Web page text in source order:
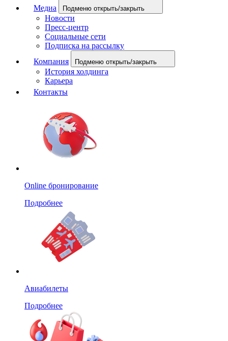
Медиа
Подменю открыть/закрыть
Новости
Пресс-центр
Социальные сети
Подписка на рассылку
Компания
Подменю открыть/закрыть
История холдинга
Карьера
Контакты
Online бронирование
Подробнее
Авиабилеты
Подробнее